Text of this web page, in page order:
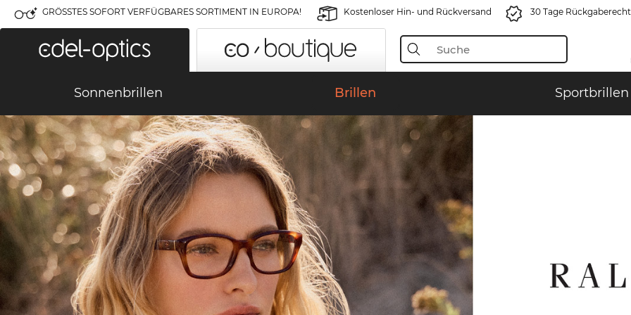
GRÖSSTES SOFORT VERFÜGBARES SORTIMENT IN EUROPA! Kostenloser Hin- und Rückversand 30 Tage Rückgaberecht
Sonnenbrillen Brillen Sportbrillen